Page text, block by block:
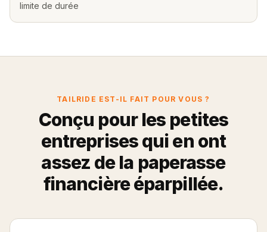
limite de durée
TAILRIDE EST-IL FAIT POUR VOUS ?
Conçu pour les petites
entreprises qui en ont
assez de la paperasse
financière éparpillée.